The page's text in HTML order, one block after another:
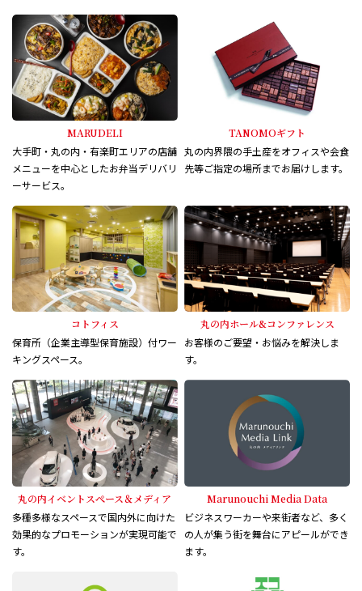
MARUDELI
大手町・丸の内・有楽町エリアの店舗
メニューを中心としたお弁当デリバリ
ーサービス。
TANOMOギフト
丸の内界隈の手土産をオフィスや会食
先等ご指定の場所までお届けします。
コトフィス
保育所（企業主導型保育施設）付ワー
キングスペース。
丸の内ホール&コンファレンス
お客様のご要望・お悩みを解決しま
す。
丸の内イベントスぺース＆メディア
多種多様なスペースで国内外に向けた
効果的なプロモーションが実現可能で
す。
Marunouchi Media Data
ビジネスワーカーや来街者など、多く
の人が集う街を舞台にアピールができ
ます。